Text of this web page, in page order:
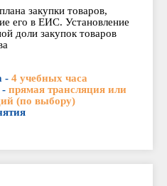
закупки товаров,
его в ЕИС. Установление
доли закупок товаров
- 4 учебных часа
- прямая трансляция или
(по выбору)